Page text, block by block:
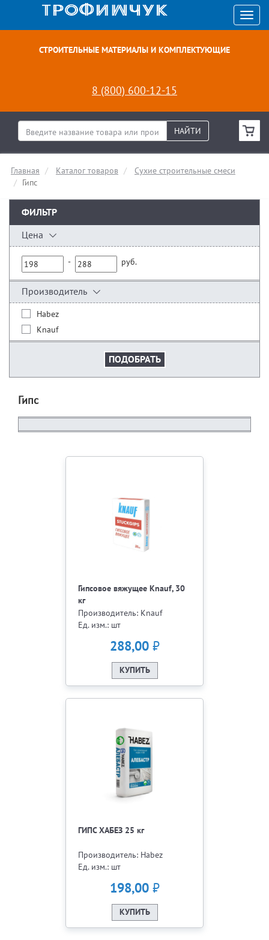
СТРОИТЕЛЬНЫЕ МАТЕРИАЛЫ И КОМПЛЕКТУЮЩИЕ
8 (800) 600-12-15
НАЙТИ
Главная Каталог товаров
Сухие строительные смеси
Гипс
ФИЛЬТР
Цена
- руб.
Производитель
Habez
Knauf
Гипс
Гипсовое вяжущее Knauf, 30
кг
Производитель: Knauf
Ед. изм.: шт
288,00₽
КУПИТЬ
ГИПС ХАБЕЗ 25 кг
Производитель: Habez
Ед. изм.: шт
198,00₽
КУПИТЬ